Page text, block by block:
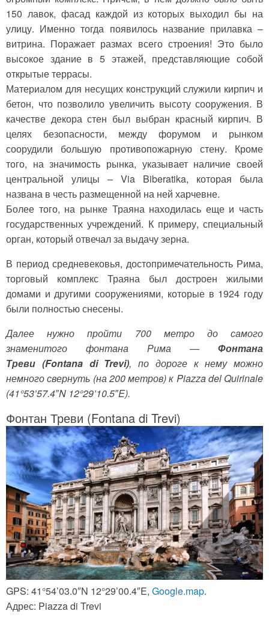
150 лавок, фасад каждой из которых выходил бы на
улицу. Именно тогда появилось название прилавка –
витрина. Поражает размах всего строения! Это было
высокое здание в 5 этажей, представляющие собой
открытые террасы.
Материалом для несущих конструкций служили кирпич и
бетон, что позволило увеличить высоту сооружения. В
качестве декора стен был выбран красный кирпич. В
целях безопасности, между форумом и рынком
соорудили большую противопожарную стену. Кроме
того, на значимость рынка, указывает наличие своей
центральной улицы – Via Biberatika, которая была
названа в честь размещенной на ней харчевне.
Более того, на рынке Траяна находилась еще и часть
государственных учреждений. К примеру, специальный
орган, который отвечал за выдачу зерна.
В период средневековья, достопримечательность Рима,
торговый комплекс Траяна был достроен жилыми
домами и другими сооружениями, которые в 1924 году
были полностью снесены.
Далее нужно пройти 700 метро до самого
знаменитого фонтана Рима — Фонтана
Треви (Fontana di Trevi), по дороге к нему можно
немного свернуть (на 200 метров) к Piazza del Quirinale
(41°53’57.4″N 12°29’10.5″E).
Фонтан Треви (Fontana di Trevi)
GPS: 41°54’03.0″N 12°29’00.4″E, Google.map.
Адрес: Piazza di Trevi